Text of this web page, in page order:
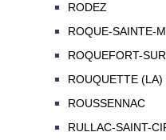
RODEZ
ROQUE-SAINTE-
ROQUEFORT-
ROUQUETTE (LA)
ROUSSENNAC
RULLAC-SAINT-